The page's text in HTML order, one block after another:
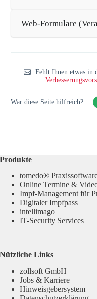
Web-Formulare
Fehlt Ihnen etwas in
War diese Seite hilfreich?
Produkte
tomedo® Praxissoftware
Online Termine &
Impf-Management für
Digitaler Impfpass
intellimago
IT-Security Services
Nützliche Links
zollsoft GmbH
Jobs & Karriere
Hinweisgebersystem